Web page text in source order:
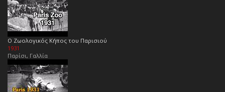
Ο Ζωολογικός Κήπος του Παρισιού
1931
Παρίσι, Γαλλία